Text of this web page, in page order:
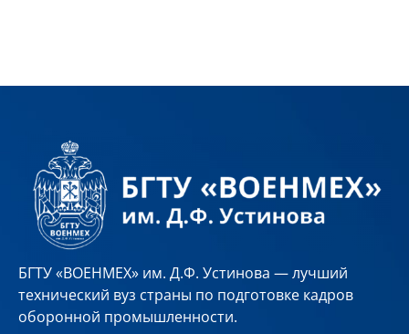
БГТУ «ВОЕНМЕХ» им. Д.Ф. Устинова — лучший
технический вуз страны по подготовке кадров
оборонной промышленности.